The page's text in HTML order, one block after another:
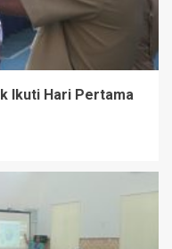
Ikuti Hari Pertama